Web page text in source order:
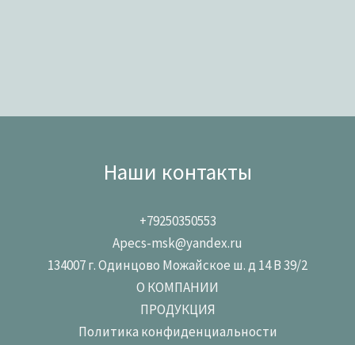
Наши контакты
+79250350553
Apecs-msk@yandex.ru
134007 г. Одинцово Можайское ш. д 14 В 39/2
О КОМПАНИИ
ПРОДУКЦИЯ
Политика конфиденциальности